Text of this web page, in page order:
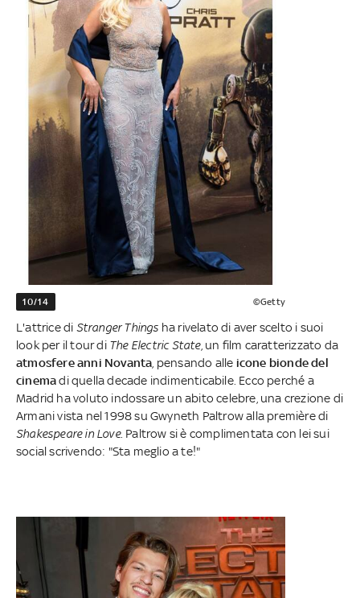
10/14 ©Getty
L'attrice di Stranger Things ha rivelato di aver scelto i suoi
look per il tour di The Electric State, un film caratterizzato da
atmosfere anni Novanta , pensando alle icone bionde del
cinemadi quella decade indimenticabile. Ecco perché a
Madrid ha voluto indossare un abito celebre, una crezione di
Armani vista nel 1998 su Gwyneth Paltrow alla première di
Shakespeare in Love. Paltrow si è complimentata con lei sui
social scrivendo: "Sta meglio a te!"